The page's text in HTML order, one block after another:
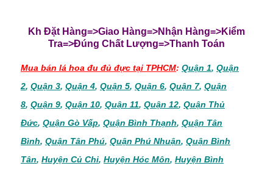
Kh Đặt Hàng=>Giao Hàng=>Nhận Hàng=>Kiểm
Tra=>Đúng Chất Lượng=>Thanh Toán
Mua bán lá hoa đu đủ đực tại TPHCM: Quận 1, Quận
2, Quận 3, Quận 4, Quận 5, Quận 6, Quận 7, Quận
8, Quận 9, Quận 10, Quận 11, Quận 12, Quận Thủ
Đức, Quận Gò Vấp, Quận Bình Thạnh, Quận Tân
Bình, Quận Tân Phú, Quận Phú Nhuận, Quận Bình
Tân, Huyện Củ Chi, Huyện Hóc Môn, Huyện Bình